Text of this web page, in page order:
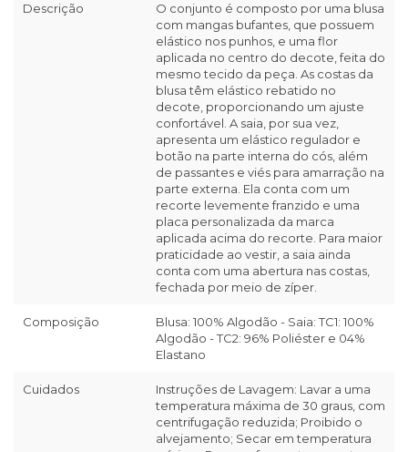
Descrição
O conjunto é composto por uma blusa
com mangas bufantes, que possuem
elástico nos punhos, e uma flor
aplicada no centro do decote, feita do
mesmo tecido da peça. As costas da
blusa têm elástico rebatido no
decote, proporcionando um ajuste
confortável. A saia, por sua vez,
apresenta um elástico regulador e
botão na parte interna do cós, além
de passantes e viés para amarração na
parte externa. Ela conta com um
recorte levemente franzido e uma
placa personalizada da marca
aplicada acima do recorte. Para maior
praticidade ao vestir, a saia ainda
conta com uma abertura nas costas,
fechada por meio de zíper.
Composição
Blusa: 100% Algodão - Saia: TC1: 100%
Algodão - TC2: 96% Poliéster e 04%
Elastano
Cuidados
Instruções de Lavagem: Lavar a uma
temperatura máxima de 30 graus, com
centrifugação reduzida; Proibido o
alvejamento; Secar em temperatura